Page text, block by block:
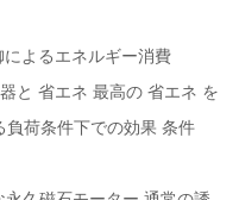
よるエネルギー消費
と 省エネ 最高の 省エネ を
荷条件下での効果 条件